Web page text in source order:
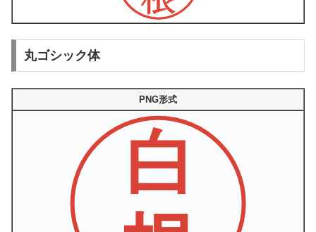
丸ゴシック体
PNG形式